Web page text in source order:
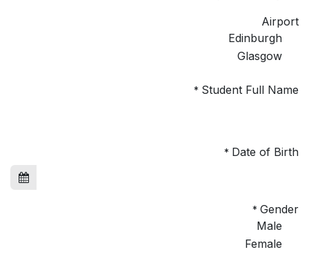
Airport
Edinburgh
Glasgow
Student Full Name
*
Date of Birth
*
Gender
*
Male
Female